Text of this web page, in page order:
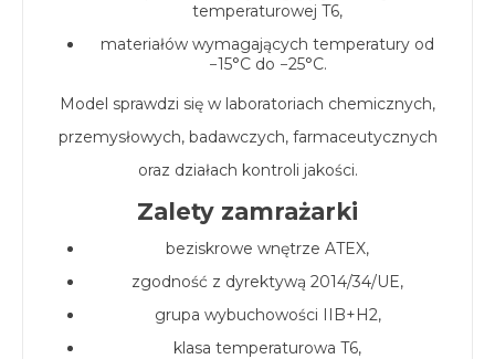
temperaturowej T6,
materiałów wymagających temperatury od
−15°C do −25°C.
Model sprawdzi się w laboratoriach chemicznych,
przemysłowych, badawczych, farmaceutycznych
oraz działach kontroli jakości.
Zalety zamrażarki
beziskrowe wnętrze ATEX,
zgodność z dyrektywą 2014/34/UE,
grupa wybuchowości IIB+H2,
klasa temperaturowa T6,